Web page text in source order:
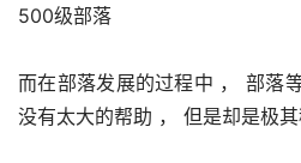
500级部落
而在部落发展的过程中 ， 部落
没有太大的帮助 ， 但是却是极其